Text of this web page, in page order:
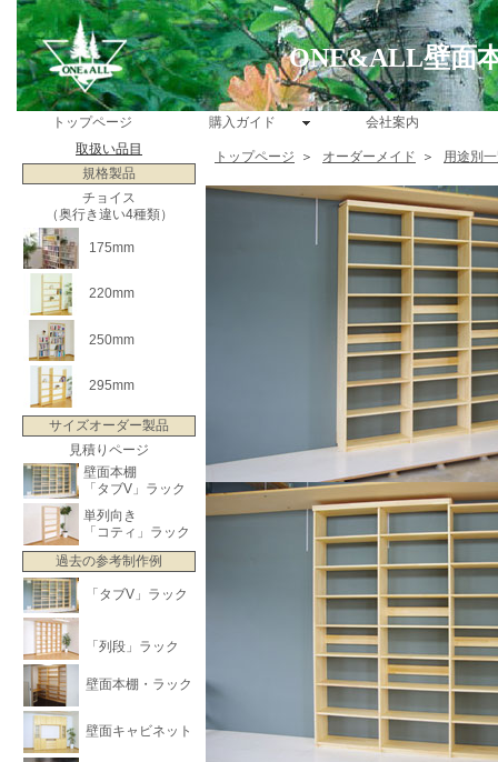
ONE&ALL壁面
トップページ 購入ガイド
会社案内
取扱い品目
規格製品
チョイス
（奥行き違い4種類）
175mm
220mm
250mm
295mm
サイズオーダー製品
見積りページ
壁面本棚
「タブV」ラック
単列向き
「コティ」ラック
過去の参考制作例
「タブV」ラック
「列段」ラック
壁面本棚・ラック
壁面キャビネット
トップページ ＞ オーダーメイド ＞ 用途別